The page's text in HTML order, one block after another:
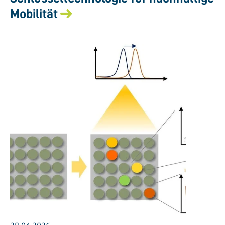
Mobilität